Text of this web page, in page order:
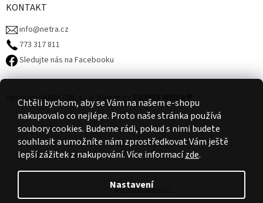
Chtěli bychom, aby se Vám na našem e-shopu
nakupovalo co nejlépe. Proto naše stránka používá
soubory cookies. Budeme rádi, pokud s nimi budete
souhlasit a umožníte nám zprostředkovat Vám ještě
lepší zážitek z nakupování.Více informacízde.
Nastavení
KONTAKT
info@netra.cz
773 317 811‬
Sledujte nás na Facebooku
Spravuje JAMACOM, s.r.o. Design by FILIPES MEDIA
Vytvořil Shoptet